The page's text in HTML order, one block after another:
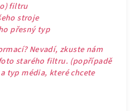
filtru
stroje
přesný typ
Nevadí, zkuste nám
starého filtru. (popřípadě
typ média, které chcete